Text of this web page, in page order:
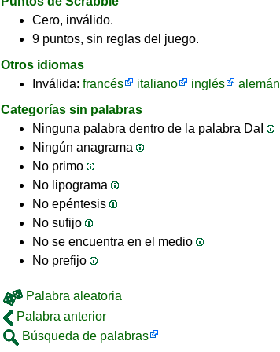
Cero, inválido.
9 puntos, sin reglas del juego.
Otros idiomas
Inválida: francés italiano inglés alemán
Categorías sin palabras
Ninguna palabra dentro de la palabra DaI
Ningún anagrama
No primo
No lipograma
No epéntesis
No sufijo
No se encuentra en el medio
No prefijo
Palabra aleatoria
Palabra anterior
Búsqueda de palabras